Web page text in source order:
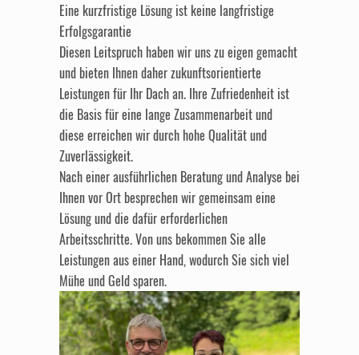
Eine kurzfristige Lösung ist keine langfristige
Erfolgsgarantie
Diesen Leitspruch haben wir uns zu eigen gemacht
und bieten Ihnen daher zukunftsorientierte
Leistungen für Ihr Dach an. Ihre Zufriedenheit ist
die Basis für eine lange Zusammenarbeit und
diese erreichen wir durch hohe Qualität und
Zuverlässigkeit.
Nach einer ausführlichen Beratung und Analyse bei
Ihnen vor Ort besprechen wir gemeinsam eine
Lösung und die dafür erforderlichen
Arbeitsschritte. Von uns bekommen Sie alle
Leistungen aus einer Hand, wodurch Sie sich viel
Mühe und Geld sparen.